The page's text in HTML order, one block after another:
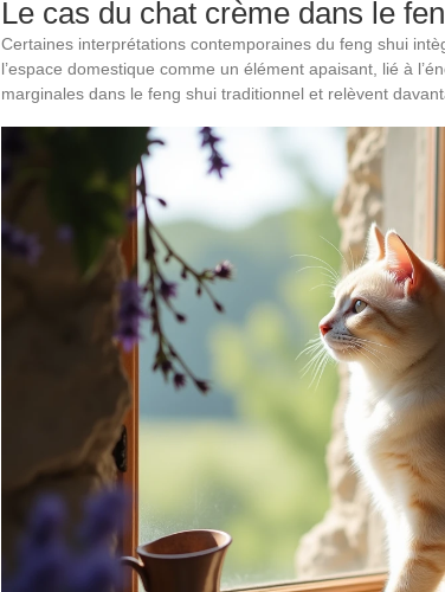
Le cas du chat crème dans le
Certaines interprétations contemporaines du feng shui
l’espace domestique comme un élément apaisant, lié à
marginales dans le feng shui traditionnel et relèvent